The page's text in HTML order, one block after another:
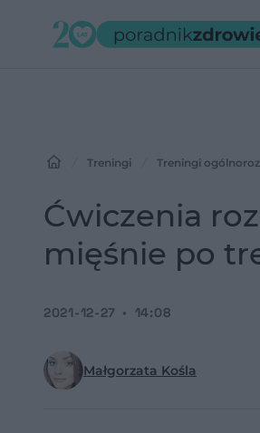
Treningi Treningi
Ćwiczenia
mięśnie po
Małgorzata Kośla
2021-12-27 14:08